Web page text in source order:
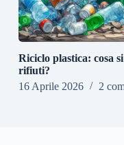
Riciclo plastica: cosa
rifiuti?
16 Aprile 2026
2